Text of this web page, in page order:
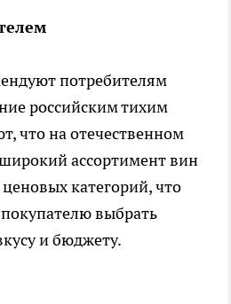
потребителям
российским тихим
что на отечественном
ассортимент вин
категорий, что
выбрать
и бюджету.